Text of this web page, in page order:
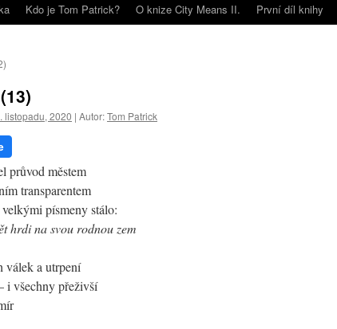
Kdo je Tom Patrick? O knize City Means II. První díl knihy
listopadu, 2020 | Autor:Tom Patrick
průvod městem
transparentem
písmeny stálo:
hrdi na svou rodnou zem
válek a utrpení
i všechny přeživší